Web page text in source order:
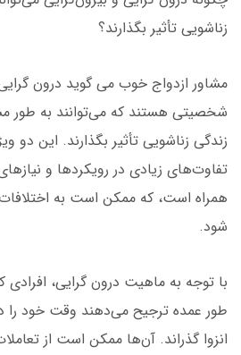
زناشویی تأثیر بگذارند؟
مشاور ازدواج خوب می گوید درون
شخصیتی هستند که می‌توانند به طور
زندگی زناشویی تأثیر بگذارند. این دو
تفاوت‌های زیادی در رویکردها و
همراه است، که ممکن است به
شود.
با توجه به ماهیت درون گرایی، افرادی
طور عمده ترجیح می‌دهند وقت خود را
انزوا گذراند. آن‌ها ممکن است از